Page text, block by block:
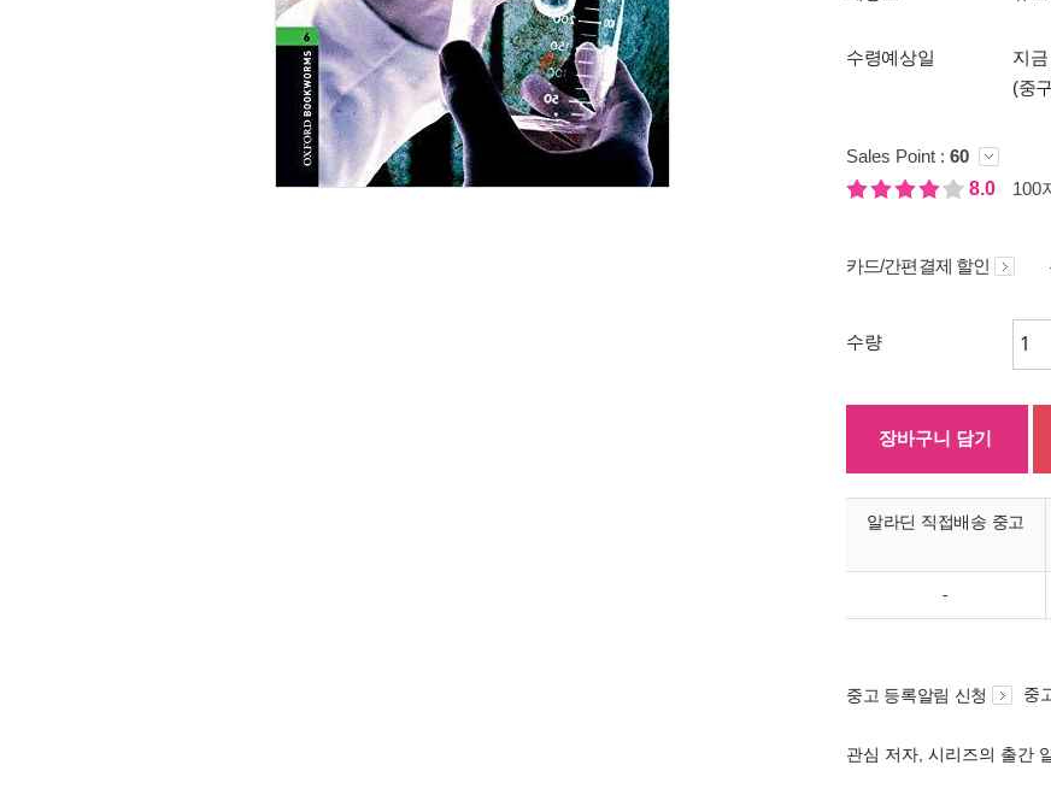
수령예상일
지
(중
Sales Point : 60
8.0
100
카드/간편결제 할인
수량
장바구니 담기
알라딘 직접배송 중고
-
중고 등록알림 신청 중
관심 저자, 시리즈의 출간